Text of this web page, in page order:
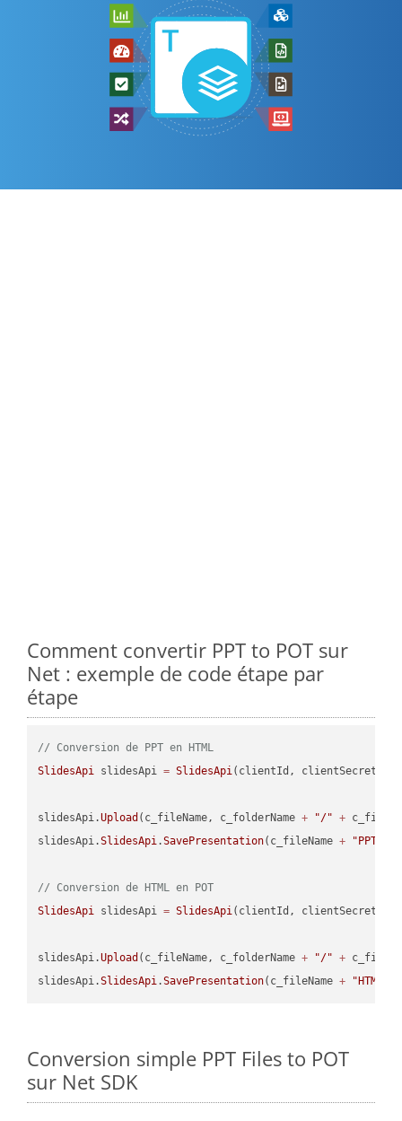
Comment convertir PPT to POT sur
Net : exemple de code étape par
étape
// Conversion de PPT en HTML
SlidesApi slidesApi = SlidesApi(clientId, clientSecret);
slidesApi.Upload (c_fileName, c_folderName + "/" +
slidesApi.SlidesApi.SavePresentation(c_fileName + "PPT"
// Conversion de HTML en POT
SlidesApi slidesApi = SlidesApi(clientId, clientSecret);
slidesApi.Upload (c_fileName, c_folderName + "/" +
slidesApi.SlidesApi.SavePresentation(c_fileName + "HTML"
Conversion simple PPT Files to POT
sur Net SDK